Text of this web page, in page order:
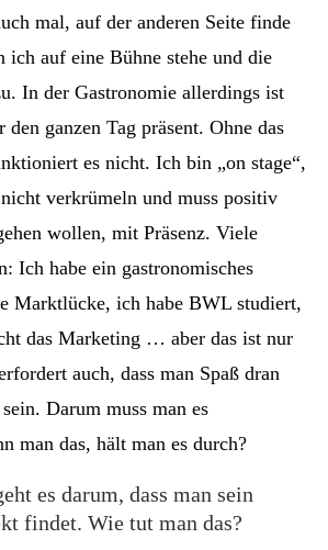
mal, auf der anderen Seite finde
ich auf eine Bühne stehe und die
In der Gastronomie allerdings ist
den ganzen Tag präsent. Ohne das
es nicht. Ich bin „on stage“,
verkrümeln und muss positiv
wollen, mit Präsenz. Viele
Ich habe ein gastronomisches
Marktlücke, ich habe BWL studiert,
das Marketing … aber das ist nur
auch, dass man Spaß dran
Darum muss man es
man das, hält man es durch?
es darum, dass man sein
findet. Wie tut man das?